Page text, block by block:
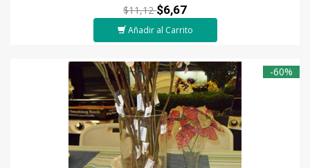
$11,12$6,67
Añadir al Carrito
-60%